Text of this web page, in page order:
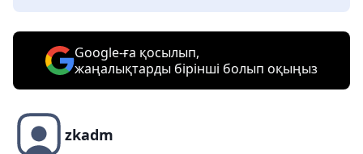
Google-ға қосылып,
жаңалықтарды бірінші болып оқыңыз
zkadm